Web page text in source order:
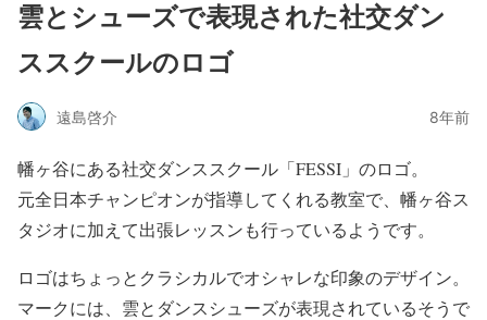
雲とシューズで表現された社交ダン
ススクールのロゴ
遠島啓介 8年前
幡ヶ谷にある社交ダンススクール「FESSI」のロゴ。
元全日本チャンピオンが指導してくれる教室で、幡ヶ谷ス
タジオに加えて出張レッスンも行っているようです。
ロゴはちょっとクラシカルでオシャレな印象のデザイン。
マークには、雲とダンスシューズが表現されているそうで